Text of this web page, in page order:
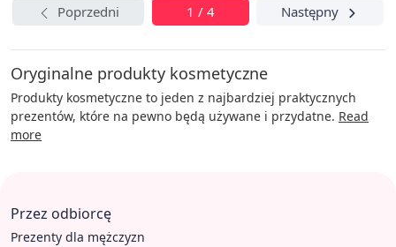
Poprzedni 1 / 4 Następny
Oryginalne produkty kosmetyczne
Produkty kosmetyczne to jeden z najbardziej praktycznych
prezentów, które na pewno będą używane i przydatne. Read
more
Przez odbiorcę
Prezenty dla mężczyzn